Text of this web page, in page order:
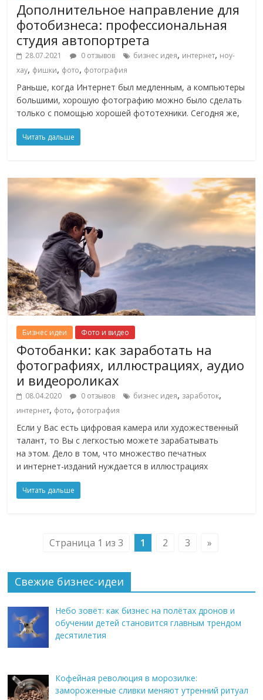
Дополнительное направление для
фотобизнеса: профессиональная
студия автопортрета
28.07.2021 0 отзывов бизнес идея, интернет, ноу-
хау, фишки, фото, фотография
Раньше, когда Интернет был медленным, а компьютеры
большими, хорошую фотографию можно было сделать
только с помощью хорошей фототехники. Сегодня же,
Читать дальше
Бизнес идеи Фото и видео
Фотобанки: как заработать на
фотографиях, иллюстрациях, аудио
и видеороликах
08.04.2020 0 отзывов бизнес идея, заработок,
интернет, фото, фотография
Если у Вас есть цифровая камера или художественный
талант, то Вы с легкостью можете зарабатывать
на этом. Дело в том, что множество печатных
и интернет-изданий нуждается в иллюстрациях
Читать дальше
Страница 1 из 3 1 2 3 »
Свежие бизнес-идеи
Небо зовёт: как бизнес на полётах дронов и
обучении детей становится главным трендом
десятилетия
Кофейная революция в морозилке:
замороженные сливки меняют утренний ритуал